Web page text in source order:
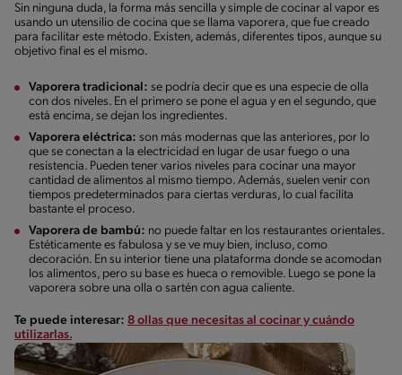
Sin ninguna duda, la forma más sencilla y simple de cocinar al vapor es
usando un utensilio de cocina que se llama vaporera, que fue creado
para facilitar este método. Existen, además, diferentes tipos, aunque su
objetivo final es el mismo.
Vaporera tradicional: se podría decir que es una especie de olla
con dos niveles. En el primero se pone el agua y en el segundo, que
está encima, se dejan los ingredientes.
Vaporera eléctrica: son más modernas que las anteriores, por lo
que se conectan a la electricidad en lugar de usar fuego o una
resistencia. Pueden tener varios niveles para cocinar una mayor
cantidad de alimentos al mismo tiempo. Además, suelen venir con
tiempos predeterminados para ciertas verduras, lo cual facilita
bastante el proceso.
Vaporera de bambú: no puede faltar en los restaurantes orientales.
Estéticamente es fabulosa y se ve muy bien, incluso, como
decoración. En su interior tiene una plataforma donde se acomodan
los alimentos, pero su base es hueca o removible. Luego se pone la
vaporera sobre una olla o sartén con agua caliente.
Te puede interesar: 8 ollas que necesitas al cocinar y cuándo
utilizarlas.